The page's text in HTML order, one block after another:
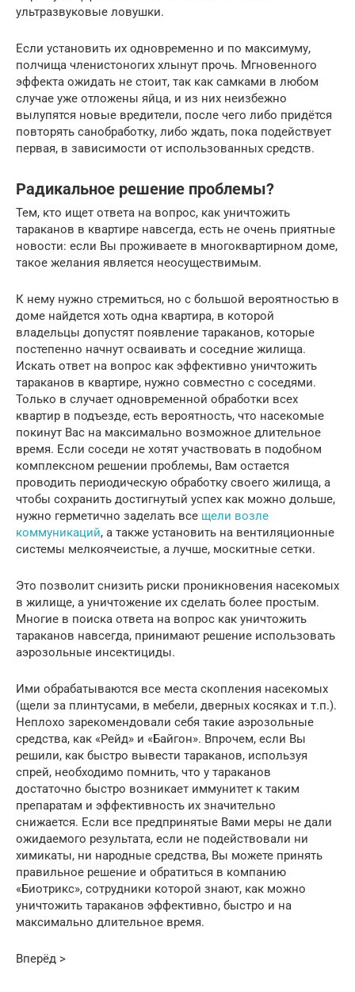
ультразвуковые ловушки.
Если установить их одновременно и по максимуму,
полчища членистоногих хлынут прочь. Мгновенного
эффекта ожидать не стоит, так как самками в любом
случае уже отложены яйца, и из них неизбежно
вылупятся новые вредители, после чего либо придётся
повторять санобработку, либо ждать, пока подействует
первая, в зависимости от использованных средств.
Радикальное решение проблемы?
Тем, кто ищет ответа на вопрос, как уничтожить
тараканов в квартире навсегда, есть не очень приятные
новости: если Вы проживаете в многоквартирном доме,
такое желания является неосуществимым.
К нему нужно стремиться, но с большой вероятностью в
доме найдется хоть одна квартира, в которой
владельцы допустят появление тараканов, которые
постепенно начнут осваивать и соседние жилища.
Искать ответ на вопрос как эффективно уничтожить
тараканов в квартире, нужно совместно с соседями.
Только в случает одновременной обработки всех
квартир в подъезде, есть вероятность, что насекомые
покинут Вас на максимально возможное длительное
время. Если соседи не хотят участвовать в подобном
комплексном решении проблемы, Вам остается
проводить периодическую обработку своего жилища, а
чтобы сохранить достигнутый успех как можно дольше,
нужно герметично заделать все щели возле
коммуникаций, а также установить на вентиляционные
системы мелкоячеистые, а лучше, москитные сетки.
Это позволит снизить риски проникновения насекомых
в жилище, а уничтожение их сделать более простым.
Многие в поиска ответа на вопрос как уничтожить
тараканов навсегда, принимают решение использовать
аэрозольные инсектициды.
Ими обрабатываются все места скопления насекомых
(щели за плинтусами, в мебели, дверных косяках и т.п.).
Неплохо зарекомендовали себя такие аэрозольные
средства, как «Рейд» и «Байгон». Впрочем, если Вы
решили, как быстро вывести тараканов, используя
спрей, необходимо помнить, что у тараканов
достаточно быстро возникает иммунитет к таким
препаратам и эффективность их значительно
снижается. Если все предпринятые Вами меры не дали
ожидаемого результата, если не подействовали ни
химикаты, ни народные средства, Вы можете принять
правильное решение и обратиться в компанию
«Биотрикс», сотрудники которой знают, как можно
уничтожить тараканов эффективно, быстро и на
максимально длительное время.
Вперёд >